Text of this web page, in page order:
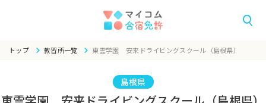
トップ 教習所一覧 東雲学園 安来ドライビングスクール（島根県）
島根県